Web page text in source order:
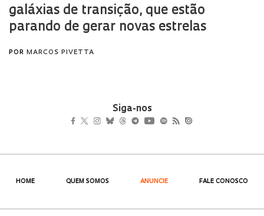
Siga-nos
HOME QUEM SOMOS ANUNCIE FALE CONOSCO